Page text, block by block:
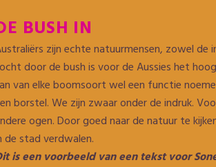
BUSH IN
zijn echte natuurmensen, zowel de
door de bush is voor de Aussies het
van elke boomsoort wel een functie
borstel. We zijn zwaar onder de indruk.
ogen. Door goed naar de natuur te
de stad verdwalen.
is een voorbeeld van een tekst voor